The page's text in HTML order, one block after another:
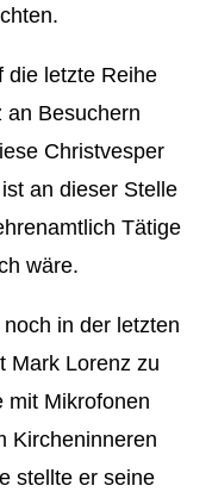
die letzte Reihe
an Besuchern
Christvesper
an dieser Stelle
Tätige
wäre.
in der letzten
Mark Lorenz zu
mit Mikrofonen
Kircheninneren
stellte er seine